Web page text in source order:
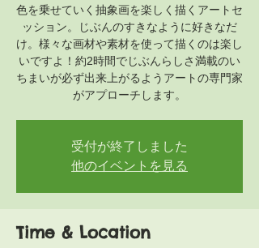
色を乗せていく抽象画を楽しく描くアートセ
ッション。じぶんのすきなように好きなだ
け。様々な画材や素材を使って描くのは楽し
いですよ！約2時間でじぶんらしさ満載のい
ちまいが必ず出来上がるようアートの専門家
がアプローチします。
受付が終了しました
他のイベントを見る
Time & Location